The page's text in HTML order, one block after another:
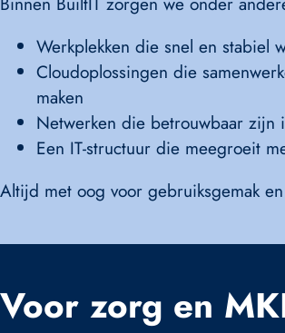
Werkplekken die snel en stabiel
Cloudoplossingen die
maken
Netwerken die betrouwbaar zijn
Een IT-structuur die meegroeit
Altijd met oog voor gebruiksgemak
Voor zorg en